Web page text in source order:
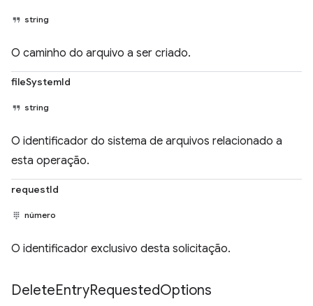
string
O caminho do arquivo a ser criado.
fileSystemId
string
O identificador do sistema de arquivos relacionado a
esta operação.
requestId
número
O identificador exclusivo desta solicitação.
DeleteEntryRequestedOptions